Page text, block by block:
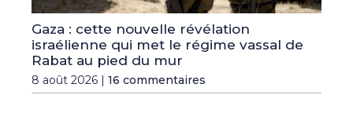
Gaza : cette nouvelle révélation
israélienne qui met le régime vassal de
Rabat au pied du mur
8 août 2026 | 16 commentaires